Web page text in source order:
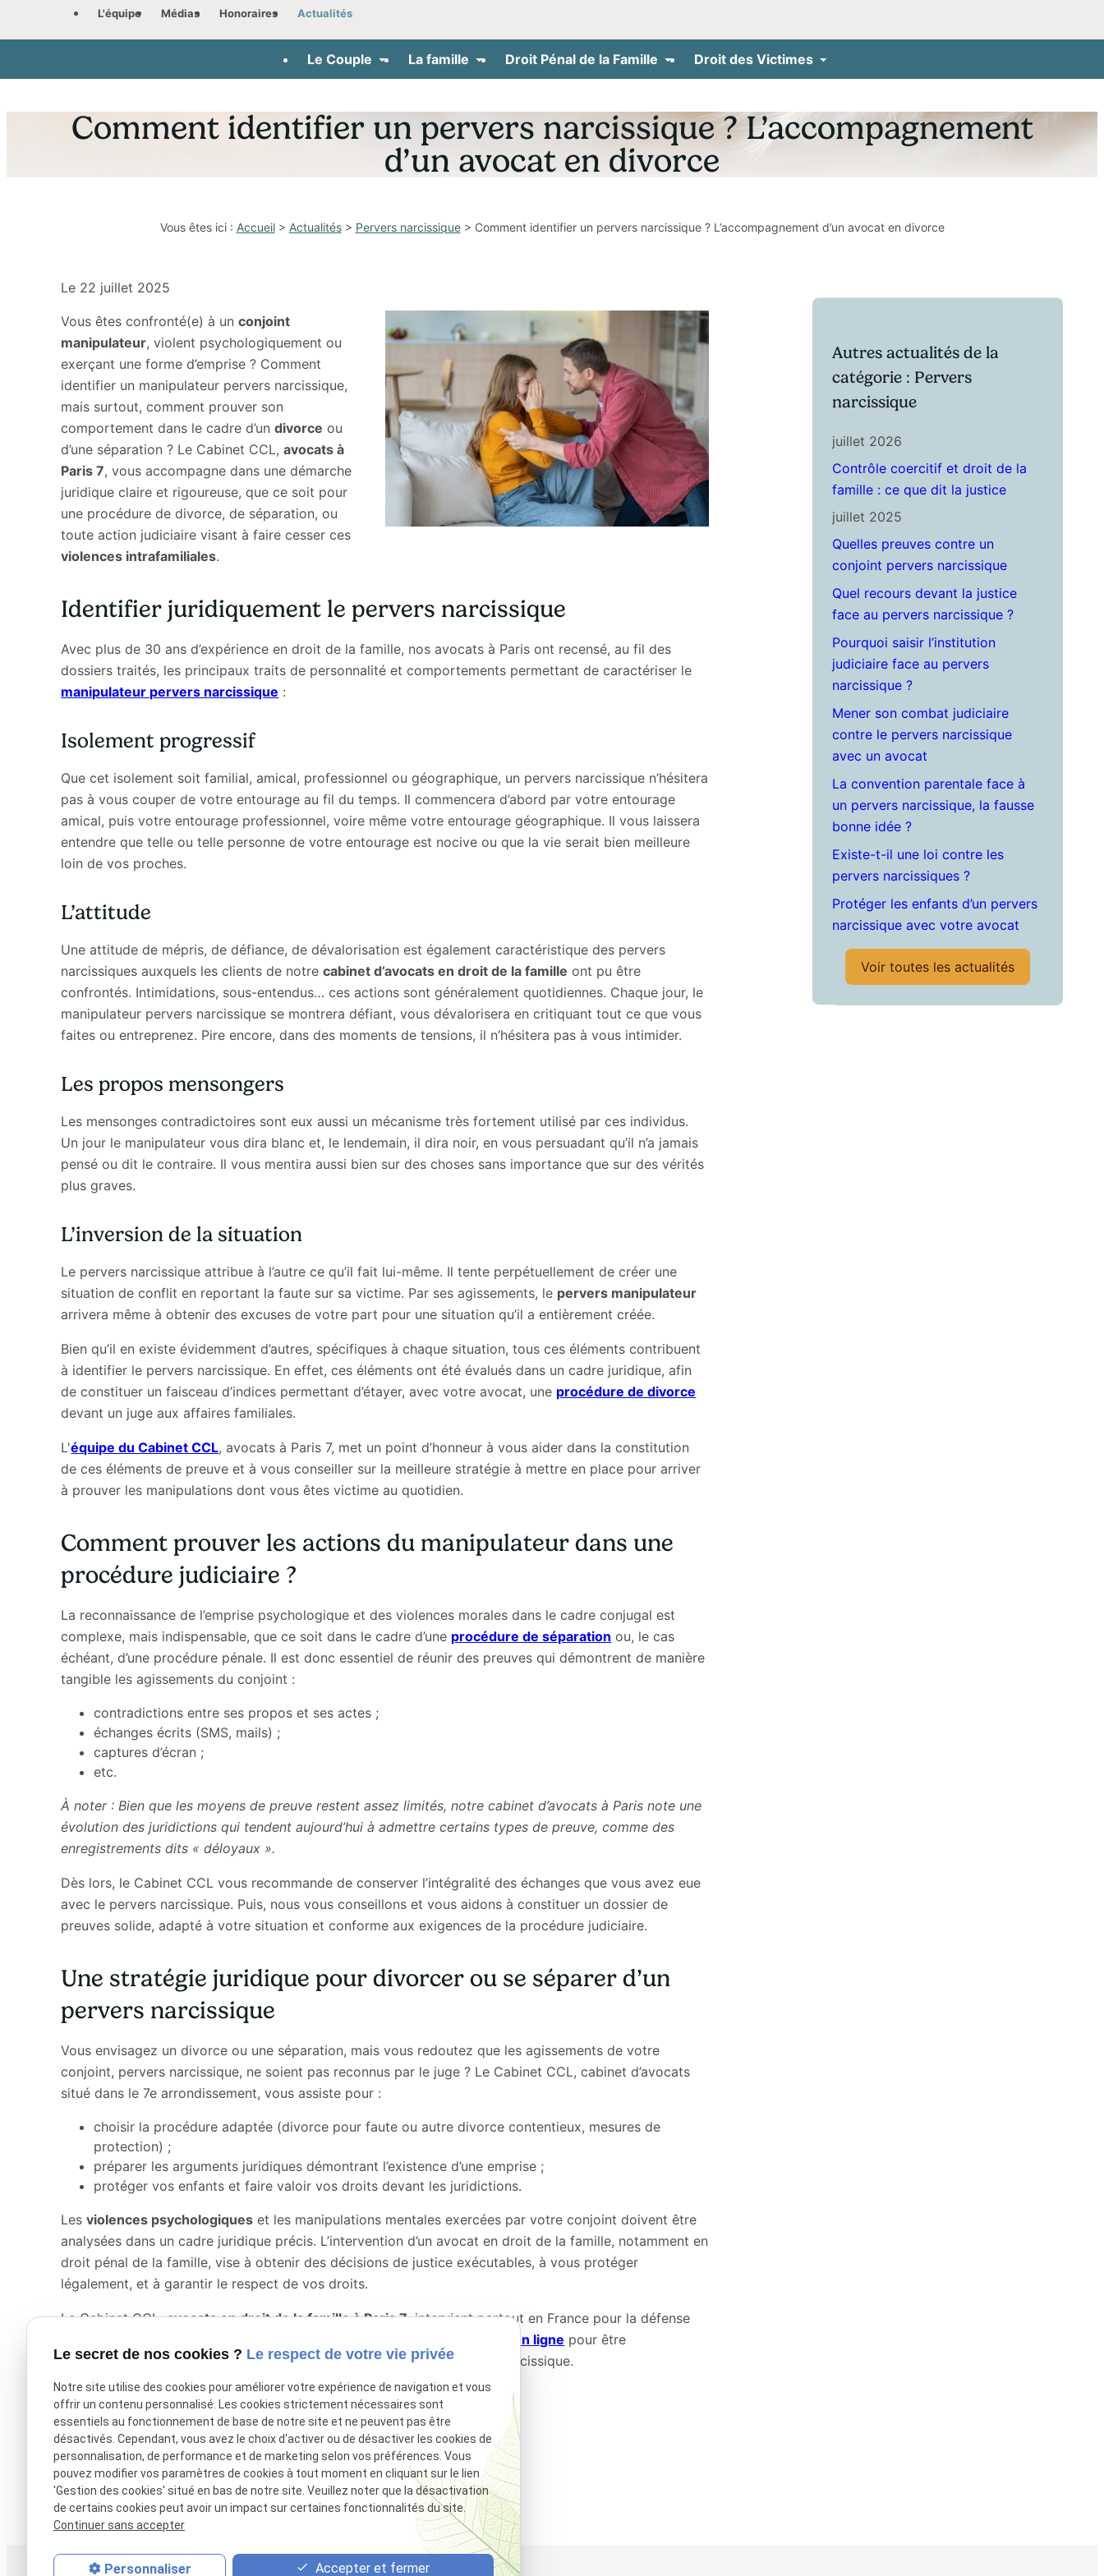
L'équipe Médias Honoraires Actualités
Le Couple La famille Droit Pénal de la Famille Droit des Victimes
Comment identifier un pervers narcissique ? L’accompagnement
d’un avocat en divorce
Vous êtes ici : Accueil> Actualités> Pervers narcissique> Comment identifier un pervers narcissique ? L’accompagnement d’un avocat en divorce
Le 22 juillet 2025
Vous êtes confronté(e) à unconjoint
manipulateur, violent psychologiquement ou
exerçant une forme d’emprise ? Comment
identifier un manipulateur pervers narcissique,
mais surtout, comment prouver son
comportement dans le cadre d’undivorce ou
d’une séparation ? Le Cabinet CCL,avocats à
Paris 7, vous accompagne dans une démarche
juridique claire et rigoureuse, que ce soit pour
une procédure de divorce, de séparation, ou
toute action judiciaire visant à faire cesser ces
violences intrafamiliales.
Identifier juridiquement le pervers narcissique
Avec plus de 30 ans d’expérience en droit de la famille, nos avocats à Paris ont recensé, au fil des
dossiers traités, les principaux traits de personnalité et comportements permettant de caractériser le
manipulateur pervers narcissique :
Isolement progressif
Que cet isolement soit familial, amical, professionnel ou géographique, un pervers narcissique n’hésitera
pas à vous couper de votre entourage au fil du temps. Il commencera d’abord par votre entourage
amical, puis votre entourage professionnel, voire même votre entourage géographique. Il vous laissera
entendre que telle ou telle personne de votre entourage est nocive ou que la vie serait bien meilleure
loin de vos proches.
L’attitude
Une attitude de mépris, de défiance, de dévalorisation est également caractéristique des pervers
narcissiques auxquels les clients de notrecabinet d’avocats en droit de la famille ont pu être
confrontés. Intimidations, sous-entendus… ces actions sont généralement quotidiennes. Chaque jour, le
manipulateur pervers narcissique se montrera défiant, vous dévalorisera en critiquant tout ce que vous
faites ou entreprenez. Pire encore, dans des moments de tensions, il n’hésitera pas à vous intimider.
Les propos mensongers
Les mensonges contradictoires sont eux aussi un mécanisme très fortement utilisé par ces individus.
Un jour le manipulateur vous dira blanc et, le lendemain, il dira noir, en vous persuadant qu’il n’a jamais
pensé ou dit le contraire. Il vous mentira aussi bien sur des choses sans importance que sur des vérités
plus graves.
L’inversion de la situation
Le pervers narcissique attribue à l’autre ce qu’il fait lui-même. Il tente perpétuellement de créer une
situation de conflit en reportant la faute sur sa victime. Par ses agissements, le pervers manipulateur
arrivera même à obtenir des excuses de votre part pour une situation qu’il a entièrement créée.
Bien qu’il en existe évidemment d’autres, spécifiques à chaque situation, tous ces éléments contribuent
à identifier le pervers narcissique. En effet, ces éléments ont été évalués dans un cadre juridique, afin
de constituer un faisceau d’indices permettant d’étayer, avec votre avocat, une procédure de divorce
devant un juge aux affaires familiales.
L'équipe du Cabinet CCL, avocats à Paris 7, met un point d’honneur à vous aider dans la constitution
de ces éléments de preuve et à vous conseiller sur la meilleure stratégie à mettre en place pour arriver
à prouver les manipulations dont vous êtes victime au quotidien.
Comment prouver les actions du manipulateur dans une
procédure judiciaire ?
La reconnaissance de l’emprise psychologique et des violences morales dans le cadre conjugal est
complexe, mais indispensable, que ce soit dans le cadre d’une procédure de séparation ou, le cas
échéant, d’une procédure pénale. Il est donc essentiel de réunir des preuves qui démontrent de manière
tangible les agissements du conjoint :
contradictions entre ses propos et ses actes ;
échanges écrits (SMS, mails) ;
captures d’écran ;
etc.
À noter : Bien que les moyens de preuve restent assez limités, notre cabinet d’avocats à Paris note une
évolution des juridictions qui tendent aujourd’hui à admettre certains types de preuve, comme des
enregistrements dits « déloyaux ».
Dès lors, le Cabinet CCL vous recommande de conserver l’intégralité des échanges que vous avez eue
avec le pervers narcissique. Puis, nous vous conseillons et vous aidons à constituer un dossier de
preuves solide, adapté à votre situation et conforme aux exigences de la procédure judiciaire.
Une stratégie juridique pour divorcer ou se séparer d’un
pervers narcissique
Vous envisagez un divorce ou une séparation, mais vous redoutez que les agissements de votre
conjoint, pervers narcissique, ne soient pas reconnus par le juge ? Le Cabinet CCL, cabinet d’avocats
situé dans le 7e arrondissement, vous assiste pour :
choisir la procédure adaptée (divorce pour faute ou autre divorce contentieux, mesures de
protection) ;
préparer les arguments juridiques démontrant l’existence d’une emprise ;
protéger vos enfants et faire valoir vos droits devant les juridictions.
Lesviolences psychologiques et les manipulations mentales exercées par votre conjoint doivent être
analysées dans un cadre juridique précis. L’intervention d’un avocat en droit de la famille, notamment en
droit pénal de la famille, vise à obtenir des décisions de justice exécutables, à vous protéger
légalement, et à garantir le respect de vos droits.
Le Cabinet CCL,avocats en droit de la famille à Paris 7, intervient partout en France pour la défense
formulaire en ligne pour être
accompagné dans la défense de vos droits face à un conjoint pervers narcissique.
X (formerly Twitter) est désactivé. Autoriser Facebook est désactivé. Autoriser
Autres actualités de la
catégorie : Pervers
narcissique
juillet 2026
Contrôle coercitif et droit de la
famille : ce que dit la justice
juillet 2025
Quelles preuves contre un
conjoint pervers narcissique
Quel recours devant la justice
face au pervers narcissique ?
Pourquoi saisir l’institution
judiciaire face au pervers
narcissique ?
Mener son combat judiciaire
contre le pervers narcissique
avec un avocat
La convention parentale face à
un pervers narcissique, la fausse
bonne idée ?
Existe-t-il une loi contre les
pervers narcissiques ?
Protéger les enfants d’un pervers
narcissique avec votre avocat
Voir toutes les actualités
Panneau de gestion des cookies
Le secret de nos cookies ? Le respect de votre vie privée
Notre site utilise des cookies pour améliorer votre expérience de navigation et vous
offrir un contenu personnalisé. Les cookies strictement nécessaires sont
essentiels au fonctionnement de base de notre site et ne peuvent pas être
désactivés. Cependant, vous avez le choix d'activer ou de désactiver les cookies de
personnalisation, de performance et de marketing selon vos préférences. Vous
pouvez modifier vos paramètres de cookies à tout moment en cliquant sur le lien
'Gestion des cookies' situé en bas de notre site. Veuillez noter que la désactivation
de certains cookies peut avoir un impact sur certaines fonctionnalités du site.
Continuer sans accepter
Personnaliser Accepter et fermer